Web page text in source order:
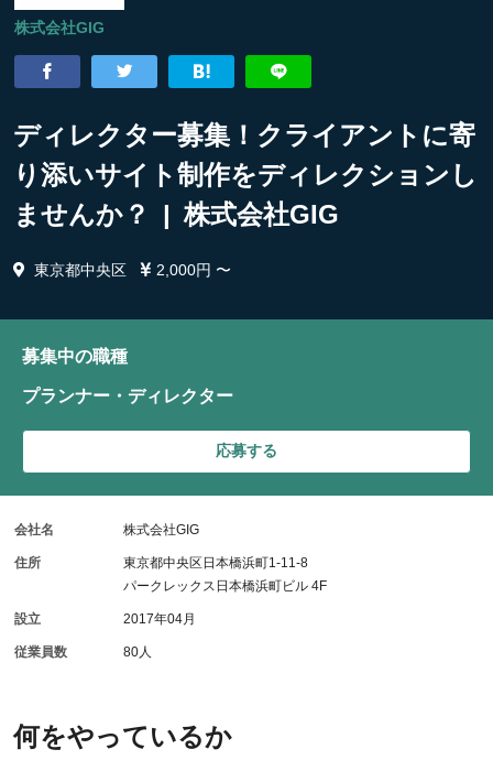
株式会社GIG
ディレクター募集！クライアントに寄
り添いサイト制作をディレクションし
ませんか？ | 株式会社GIG
東京都中央区 2,000円 〜
何をやっているか
募集中の職種
プランナー・ディレクター
応募する
会社名 株式会社GIG
住所
東京都中央区日本橋浜町1-11-8
パークレックス日本橋浜町ビル 4F
設立 2017年04月
従業員数 80人